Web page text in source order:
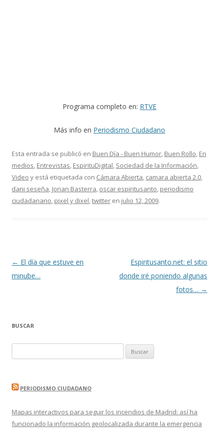
Programa completo en: RTVE
Más info en Periodismo Ciudadano
Esta entrada se publicó en Buen Día - Buen Humor, Buen Rollo, En
medios, Entrevistas, EspirituDigital, Sociedad de la Información,
Video y está etiquetada con Cámara Abierta, camara abierta 2.0,
dani seseña, Jonan Basterra, oscar espiritusanto, periodismo
ciudadanano, pixel y dixel,twitter en julio 12, 2009.
Navegación
de
← El día que estuve en
minube…
Espiritusanto.net: el sitio
donde iré poniendo algunas
fotos… →
BUSCAR
PERIODISMO CIUDADANO
Mapas interactivos para seguir los incendios de Madrid: así ha
funcionado la información geolocalizada durante la emergencia